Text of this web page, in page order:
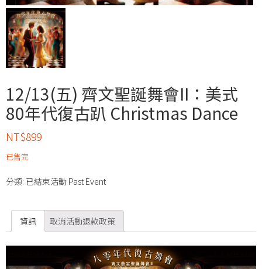
12/13(五) 齊文聖誕舞會II：美式
80年代復古趴 Christmas Dance
NT$899
已售完
分類: 已結束活動 Past Event
資訊 取消活動退款政策